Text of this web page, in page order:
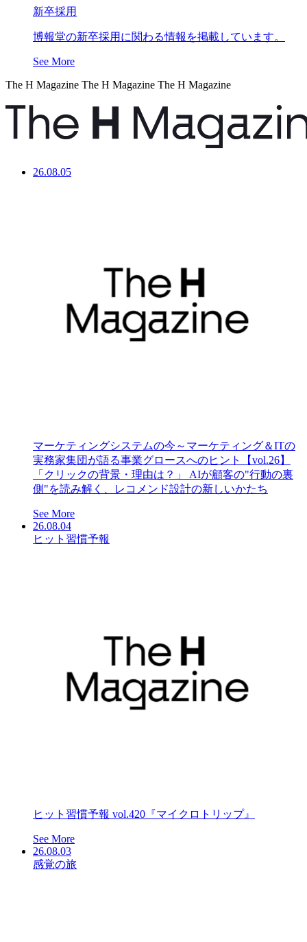
新卒採用
博報堂の新卒採用に関わる情報を掲載しています。
See More
The H Magazine The H Magazine The H Magazine
26.08.05
マーケティングシステムの今～マーケティング＆ITの
実務家集団が語る事業グロースへのヒント【vol.26】
「クリックの背景・理由は？」 AIが顧客の"行動の裏
側"を読み解く、レコメンド設計の新しいかたち
See More
26.08.04
ヒット習慣予報
ヒット習慣予報 vol.420『マイクロトリップ』
See More
26.08.03
感覚の旅